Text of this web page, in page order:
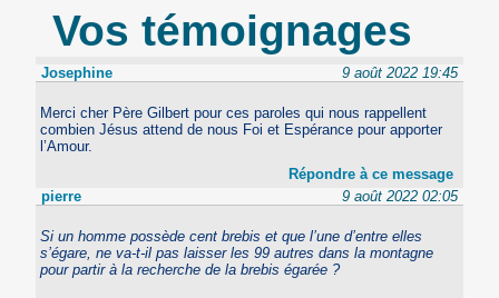
Vos témoignages
Josephine 9 août 2022 19:45
Merci cher Père Gilbert pour ces paroles qui nous rappellent
combien Jésus attend de nous Foi et Espérance pour apporter
l’Amour.
Répondre à ce message
pierre
9 août 2022 02:05
Si un homme possède cent brebis et que l’une d’entre elles
s’égare, ne va-t-il pas laisser les 99 autres dans la montagne
pour partir à la recherche de la brebis égarée ?